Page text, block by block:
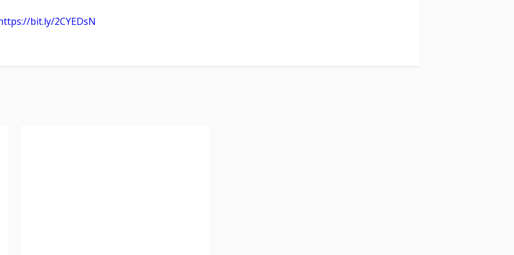
bit.ly/2CYEDsN